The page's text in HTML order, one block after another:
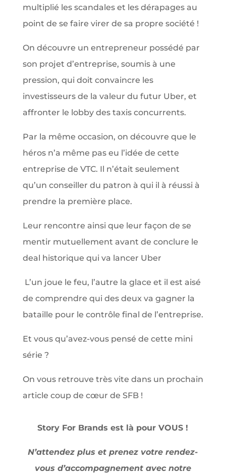
multiplié les scandales et les dérapages au
point de se faire virer de sa propre société !
On découvre un entrepreneur possédé par
son projet d’entreprise, soumis à une
pression, qui doit convaincre les
investisseurs de la valeur du futur Uber, et
affronter le lobby des taxis concurrents.
Par la même occasion, on découvre que le
héros n’a même pas eu l’idée de cette
entreprise de VTC. Il n’était seulement
qu’un conseiller du patron à qui il à réussi à
prendre la première place.
Leur rencontre ainsi que leur façon de se
mentir mutuellement avant de conclure le
deal historique qui va lancer Uber
L’un joue le feu, l’autre la glace et il est aisé
de comprendre qui des deux va gagner la
bataille pour le contrôle final de l’entreprise.
Et vous qu’avez-vous pensé de cette mini
série ?
On vous retrouve très vite dans un prochain
article coup de cœur de SFB !
Story For Brands est là pour VOUS !
N’attendez plus et prenez votre rendez-
vous d’accompagnement avec notre